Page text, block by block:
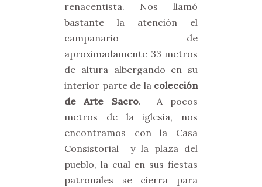
renacentista. Nos llamó
bastante la atención el
campanario de
aproximadamente 33 metros
de altura albergando en su
interior parte de la colección
de Arte Sacro. A pocos
metros de la iglesia, nos
encontramos con la Casa
Consistorial y la plaza del
pueblo, la cual en sus fiestas
patronales se cierra para